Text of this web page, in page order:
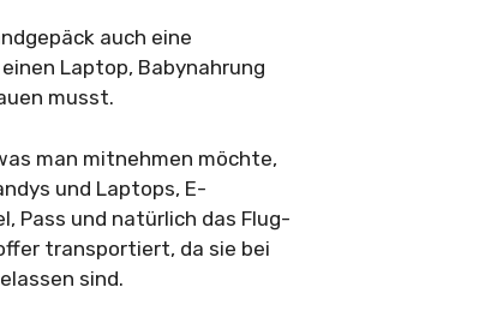
auch eine
Laptop, Babynahrung
musst.
man mitnehmen möchte,
und Laptops, E-
Pass und natürlich das Flug-
transportiert, da sie bei
sind.